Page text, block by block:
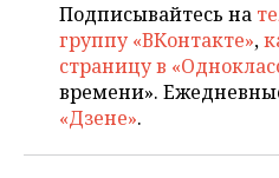
Подписывайтесь на
группу «ВКонтакте»,
страницу в
времени».
«Дзене».